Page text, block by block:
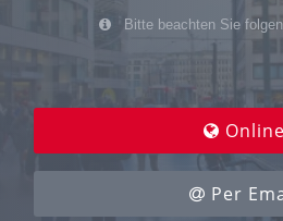
Bitte beachten Sie
Online
Per